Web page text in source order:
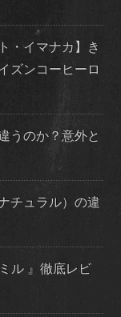
・イマナカ】き
ズンコーヒーロ
うのか？意外と
チュラル）の違
ル 』徹底レビ